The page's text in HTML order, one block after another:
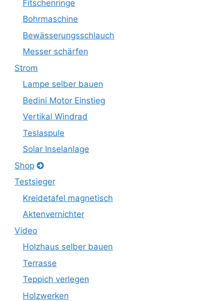
Fitschenringe
Bohrmaschine
Bewässerungsschlauch
Messer schärfen
Strom
Lampe selber bauen
Bedini Motor Einstieg
Vertikal Windrad
Teslaspule
Solar Inselanlage
Shop
Testsieger
Kreidetafel magnetisch
Aktenvernichter
Video
Holzhaus selber bauen
Terrasse
Teppich verlegen
Holzwerken